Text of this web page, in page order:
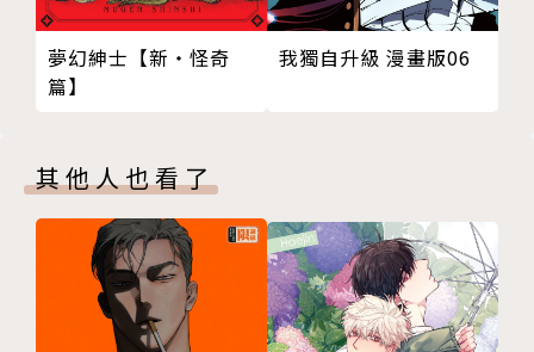
夢幻紳士【新‧怪奇
篇】
我獨自升級 漫畫版06
其他人也看了